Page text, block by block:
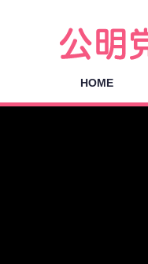
HOME